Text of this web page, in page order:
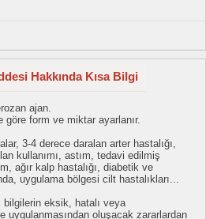
Hakkında Kısa Bilgi
ajan.
göre form ve miktar ayarlanır.
3-4 derece daralan arter hastalığı,
kullanımı, astım, tedavi edilmiş
ağır kalp hastalığı, diabetik ve
uygulama bölgesi cilt hastalıkları...
eksik, hatalı veya
uygulanmasından oluşacak zararlardan